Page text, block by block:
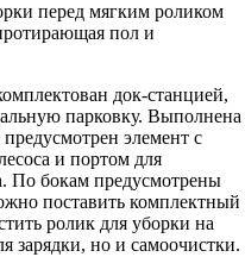
перед мягким роликом
пол и
док-станцией,
парковку. Выполнена
элемент с
и портом для
По бокам предусмотрены
поставить комплектный
ролик для уборки на
зарядки, но и самоочистки.